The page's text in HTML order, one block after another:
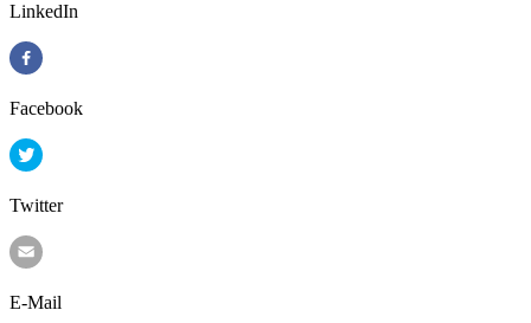
LinkedIn
Facebook
Twitter
E-Mail